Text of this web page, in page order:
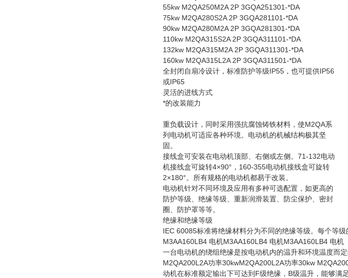
55kw M2QA250M2A 2P 3GQA251301-*DA
75kw M2QA280S2A 2P 3GQA281101-*DA
90kw M2QA280M2A 2P 3GQA281301-*DA
110kw M2QA315S2A 2P 3GQA311101-*DA
132kw M2QA315M2A 2P 3GQA311301-*DA
160kw M2QA315L2A 2P 3GQA311501-*DA
全封闭自扇冷设计，标准防护等级IP55，也可提供IP56
或IP65
灵活的进线方式
*的改装能力
重负载设计，同时采用强抗腐蚀铸铁材料，使M2QA系
列电动机可适应各种环境。电动机的机械结构极其坚
固。
接线盒可安装在电动机顶部、右侧或左侧。71-132电动
机接线盒可旋转4×90°，160-355电动机接线盒可旋转
2×180°。所有规格的电动机都易于改装。
电动机针对不同环境及应用有多种可选配置，如更高的
防护等级、绝缘等级、重新润滑装置、防尘保护、密封
圈、防护罩等等。
绝缘和绝缘等级
IEC 60085标准将绝缘材料分为不同的绝缘等级。每个等
M3AA160LB4 电机M3AA160LB4 电机M3AA160LB4 电机
一台电动机的绕组绝缘是按电动机内的温升和环境温度而
M2QA200L2A功率30kwM2QA200L2A功率30kw
动机在标准额定输出下可达到F级绝缘，B级温升，能够满